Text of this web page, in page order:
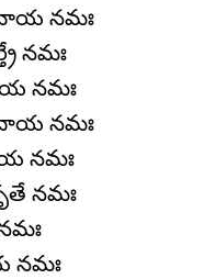
నమః
నమః
నమః
నమః
నమః
నమః
నమః